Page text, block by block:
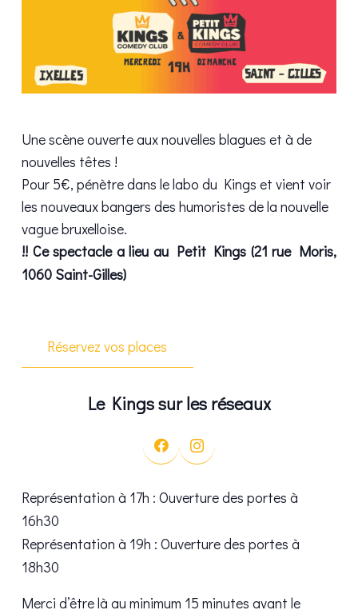
Une scène ouverte aux nouvelles blagues et à de
nouvelles têtes !
Pour 5€, pénètre dans le labo du Kings et vient voir
les nouveaux bangers des humoristes de la nouvelle
vague bruxelloise.
!! Ce spectacle a lieu au Petit Kings (21 rue Moris,
1060 Saint-Gilles)
Réservez vos places
Le Kings sur les réseaux
Représentation à 17h : Ouverture des portes à
16h30
Représentation à 19h : Ouverture des portes à
18h30
Merci d’être là au minimum 15 minutes avant le